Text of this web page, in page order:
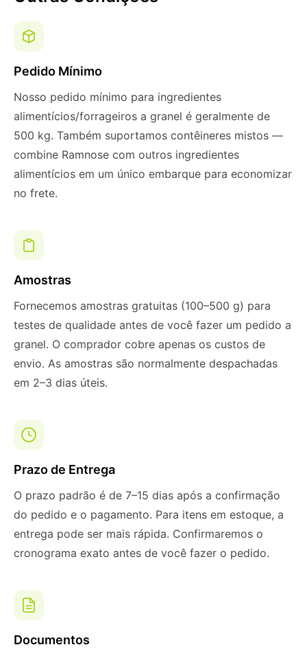
Pedido Mínimo
Nosso pedido mínimo para ingredientes
alimentícios/forrageiros a granel é geralmente de
500 kg. Também suportamos contêineres mistos —
combine Ramnose com outros ingredientes
alimentícios em um único embarque para economizar
no frete.
Amostras
Fornecemos amostras gratuitas (100–500 g) para
testes de qualidade antes de você fazer um pedido a
granel. O comprador cobre apenas os custos de
envio. As amostras são normalmente despachadas
em 2–3 dias úteis.
Prazo de Entrega
O prazo padrão é de 7–15 dias após a confirmação
do pedido e o pagamento. Para itens em estoque, a
entrega pode ser mais rápida. Confirmaremos o
cronograma exato antes de você fazer o pedido.
Documentos